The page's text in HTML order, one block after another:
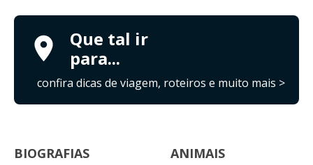
Que tal ir
para...
confira dicas de viagem, roteiros e muito mais >
BIOGRAFIAS ANIMAIS